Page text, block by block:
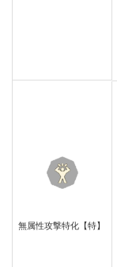
無属性攻撃特化【特】